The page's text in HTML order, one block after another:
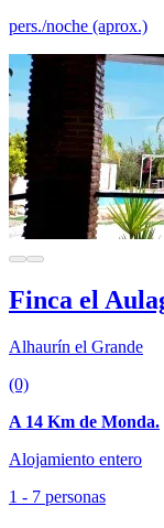
pers./noche (aprox.)
Finca el
Alhaurín el Grande
(0)
A 14 Km de Monda.
Alojamiento entero
1 - 7 personas